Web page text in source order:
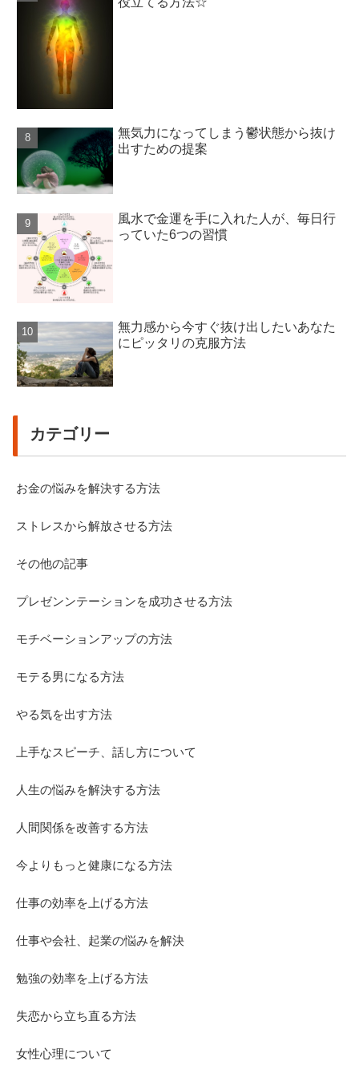
無気力になってしまう鬱状態から抜け
出すための提案
風水で金運を手に入れた人が、毎日行
っていた6つの習慣
無力感から今すぐ抜け出したいあなた
にピッタリの克服方法
カテゴリー
お金の悩みを解決する方法
ストレスから解放させる方法
その他の記事
プレゼンンテーションを成功させる方法
モチベーションアップの方法
モテる男になる方法
やる気を出す方法
上手なスピーチ、話し方について
人生の悩みを解決する方法
人間関係を改善する方法
今よりもっと健康になる方法
仕事の効率を上げる方法
仕事や会社、起業の悩みを解決
勉強の効率を上げる方法
失恋から立ち直る方法
女性心理について